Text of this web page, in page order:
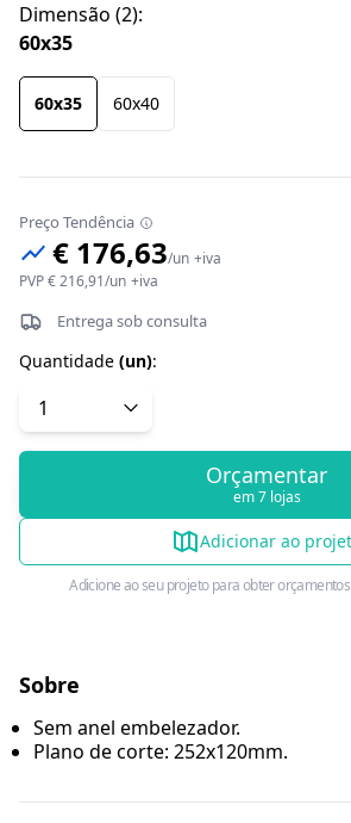
Dimensão (2):
60x35
60x35 60x40
Preço Tendência
€ 176,63/un +iva
PVP€ 216,91/un +iva
Entrega sob consulta
Quantidade (un):
Orçamentar
em 7 lojas
Adicionar ao
Adicione ao seu projeto para obter
Sobre
Sem anel embelezador.
Plano de corte: 252x120mm.